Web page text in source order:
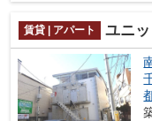
賃貸 | アパート ユニ